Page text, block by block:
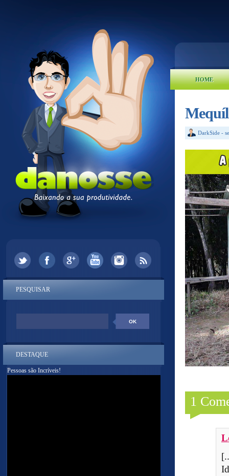
HOME
DarkSide -
1
PESQUISAR
DESTAQUE
Pessoas são Incríveis!